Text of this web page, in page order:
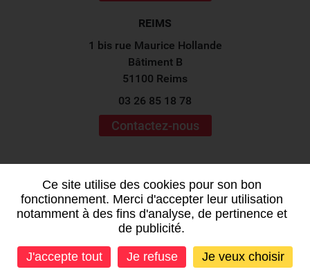
Ce site utilise des cookies pour son bon
fonctionnement. Merci d'accepter leur utilisation
notamment à des fins d'analyse, de pertinence et
de publicité.
J'accepte tout Je refuse Je veux choisir
REIMS
1 bis rue Maurice Hollande
Bâtiment B
51100 Reims
03 26 85 18 78
Contactez-nous
réseaux sociaux !
Mentions légales- Plan du site-Données personnelles